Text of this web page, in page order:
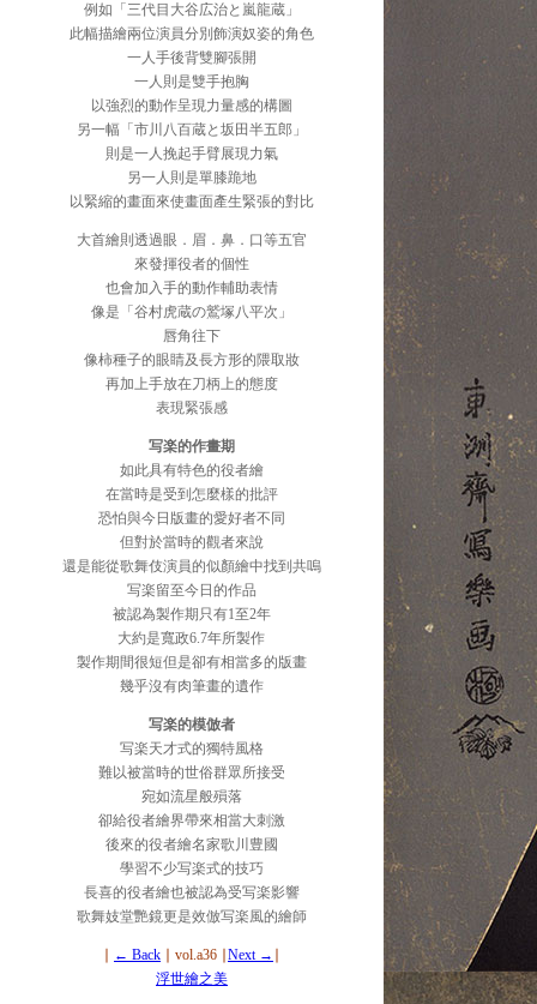
例如「三代目大谷広治と嵐龍蔵」
此幅描繪兩位演員分別飾演奴姿的角色
一人手後背雙腳張開
一人則是雙手抱胸
以強烈的動作呈現力量感的構圖
另一幅「市川八百蔵と坂田半五郎」
則是一人挽起手臂展現力氣
另一人則是單膝跪地
以緊縮的畫面來使畫面產生緊張的對比
大首繪則透過眼．眉．鼻．口等五官
來發揮役者的個性
也會加入手的動作輔助表情
像是「谷村虎蔵の鷲塚八平次」
唇角往下
像柿種子的眼睛及長方形的隈取妝
再加上手放在刀柄上的態度
表現緊張感
写楽的作畫期
如此具有特色的役者繪
在當時是受到怎麼樣的批評
恐怕與今日版畫的愛好者不同
但對於當時的觀者來說
還是能從歌舞伎演員的似顏繪中找到共嗚
写楽留至今日的作品
被認為製作期只有1至2年
大約是寬政6.7年所製作
製作期間很短但是卻有相當多的版畫
幾乎沒有肉筆畫的遺作
写楽的模倣者
写楽天才式的獨特風格
難以被當時的世俗群眾所接受
宛如流星般殞落
卻給役者繪界帶來相當大刺激
後來的役者繪名家歌川豊國
學習不少写楽式的技巧
長喜的役者繪也被認為受写楽影響
歌舞妓堂艷鏡更是效倣写楽風的繪師
← Back ∣ vol.a36 Next →
浮世繪之美